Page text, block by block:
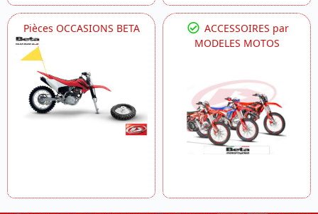
Pièces OCCASIONS BETA
ACCESSOIRES par
MODELES MOTOS